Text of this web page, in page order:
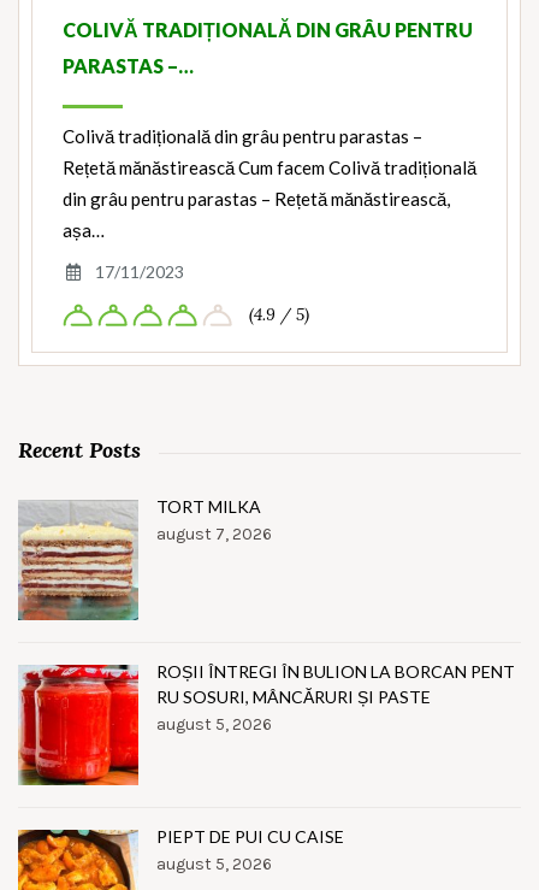
COLIVĂ TRADIȚIONALĂ DIN GRÂU PENTRU
PARASTAS –…
Colivă tradițională din grâu pentru parastas –
Rețetă mănăstirească Cum facem Colivă tradițională
din grâu pentru parastas – Rețetă mănăstirească,
așa…
17/11/2023
(4.9 / 5)
Recent Posts
TORT MILKA
august 7, 2026
ROȘII ÎNTREGI ÎN BULION LA BORCAN PENT
RU SOSURI, MÂNCĂRURI ȘI PASTE
august 5, 2026
PIEPT DE PUI CU CAISE
august 5, 2026